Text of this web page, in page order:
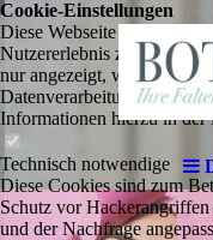
Cookie-Einstellungen
Diese Webseite verwendet
Nutzererlebnis zu bieten.
nur angezeigt, wenn die
Datenverarbeitung kann
Informationen hierzu in der
Technisch notwendige
Diese Cookies sind zum
Schutz vor
und der Nachfrage